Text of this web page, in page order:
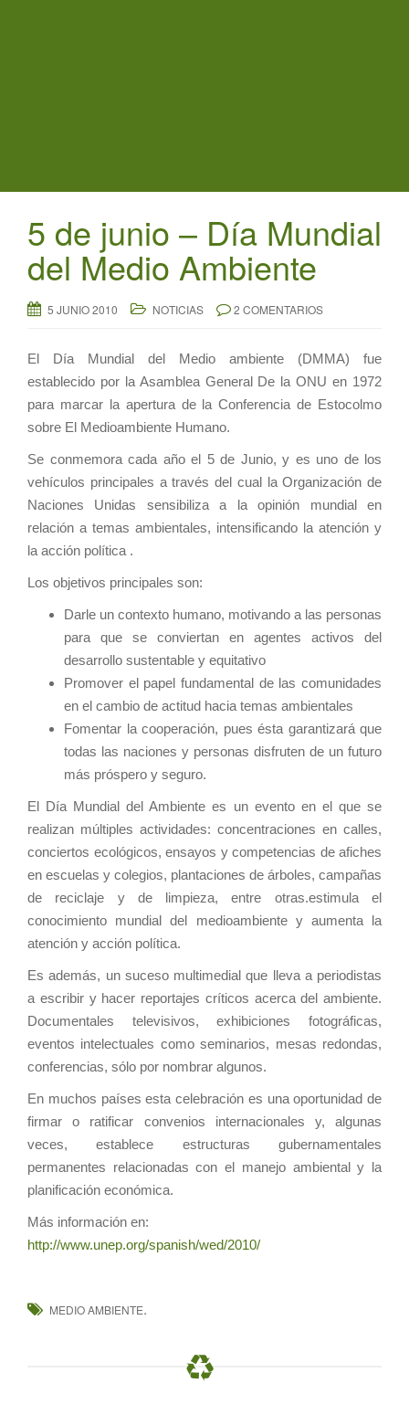
5 de junio – Día Mundial
del Medio Ambiente
5 JUNIO 2010 NOTICIAS 2 COMENTARIOS
El Día Mundial del Medio ambiente (DMMA) fue
establecido por la Asamblea General De la ONU en 1972
para marcar la apertura de la Conferencia de Estocolmo
sobre El Medioambiente Humano.
Se conmemora cada año el 5 de Junio, y es uno de los
vehículos principales a través del cual la Organización de
Naciones Unidas sensibiliza a la opinión mundial en
relación a temas ambientales, intensificando la atención y
la acción política .
Los objetivos principales son:
Darle un contexto humano, motivando a las personas
para que se conviertan en agentes activos del
desarrollo sustentable y equitativo
Promover el papel fundamental de las comunidades
en el cambio de actitud hacia temas ambientales
Fomentar la cooperación, pues ésta garantizará que
todas las naciones y personas disfruten de un futuro
más próspero y seguro.
El Día Mundial del Ambiente es un evento en el que se
realizan múltiples actividades: concentraciones en calles,
conciertos ecológicos, ensayos y competencias de afiches
en escuelas y colegios, plantaciones de árboles, campañas
de reciclaje y de limpieza, entre otras.estimula el
conocimiento mundial del medioambiente y aumenta la
atención y acción política.
Es además, un suceso multimedial que lleva a periodistas
a escribir y hacer reportajes críticos acerca del ambiente.
Documentales televisivos, exhibiciones fotográficas,
eventos intelectuales como seminarios, mesas redondas,
conferencias, sólo por nombrar algunos.
En muchos países esta celebración es una oportunidad de
firmar o ratificar convenios internacionales y, algunas
veces, establece estructuras gubernamentales
permanentes relacionadas con el manejo ambiental y la
planificación económica.
Más información en:
http://www.unep.org/spanish/wed/2010/
MEDIO AMBIENTE.